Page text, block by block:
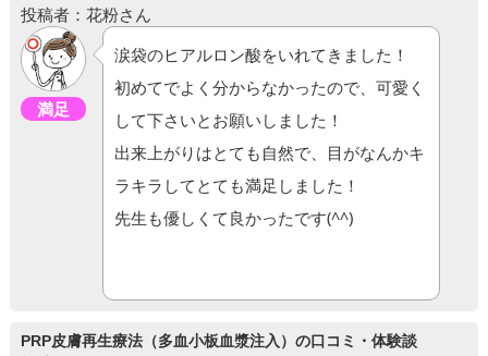
投稿者：花粉さん
満足
涙袋のヒアルロン酸をいれてきました！
初めてでよく分からなかったので、可愛く
して下さいとお願いしました！
出来上がりはとても自然で、目がなんかキ
ラキラしてとても満足しました！
先生も優しくて良かったです(^^)
PRP皮膚再生療法（多血小板血漿注入）の口コミ・体験談